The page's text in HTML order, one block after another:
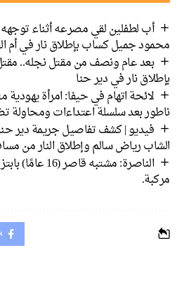
أب لطفلين لقي مصرعه أثناء
محمود جميل كساب بإطلاق نار في أم
بعد عام ونصف من مقتل نجله..
بإطلاق نار في دير حنا
لائحة اتهام في حيفا: امرأة
ناطور بعد سلسلة اعتداءات ومحاولة
الشاب رياض سالم وإطلاق النار من
الناصرة: مشتبه
مركبة.